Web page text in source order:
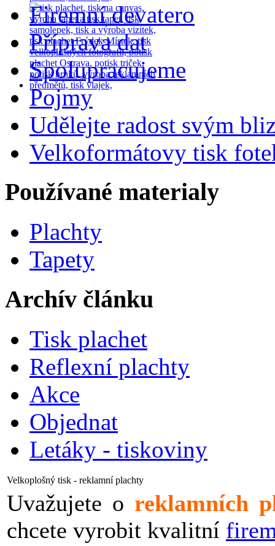
Firemní devatero
Příprava dat
Spolupracujeme
Pojmy
Udělejte radost svým
Velkoformátovy tisk
Používané materialy
Plachty
Tapety
Archív článku
Tisk plachet
Reflexní plachty
Akce
Objednat
Letáky - tiskoviny
Velkoplošný tisk - reklamní plachty
Uvažujete o reklamních
chcete vyrobit kvalitní